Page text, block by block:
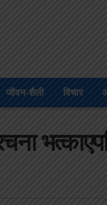
जीवन-शैली विचार